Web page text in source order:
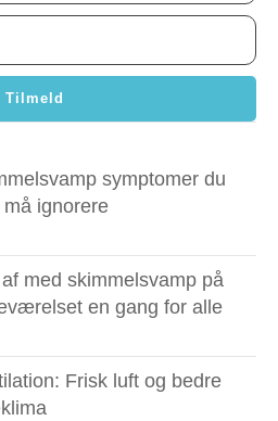
Tilmeld
symptomer du
ignorere
med skimmelsvamp på
en gang for alle
Frisk luft og bedre